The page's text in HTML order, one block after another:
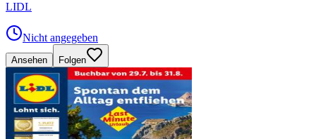
LIDL
Nicht angegeben
Ansehen Folgen